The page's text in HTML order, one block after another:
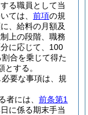
る職員として当
ては、 前項の規
、給料の月額及
上の段階、職務
に応じて、100
合を乗じて得た
とする。
要な事項は、規
者には、 前条第1
に係る期末手当